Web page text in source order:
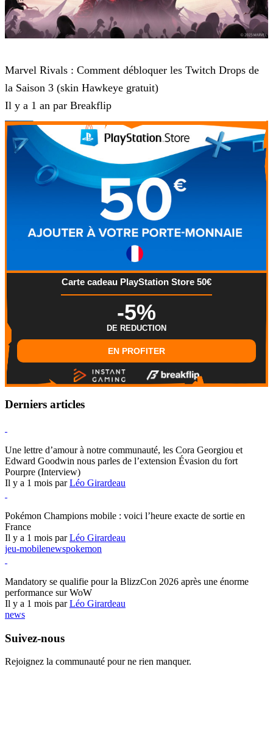
Marvel Rivals : Comment débloquer les Twitch Drops de
la Saison 3 (skin Hawkeye gratuit)
Il y a 1 an par Breakflip
Carte cadeau PlayStation Store 50€
-5%
DE REDUCTION
EN PROFITER
Derniers articles
Une lettre d’amour à notre communauté, les Cora Georgiou et
Edward Goodwin nous parles de l’extension Évasion du fort
Pourpre (Interview)
Il y a 1 mois parLéo Girardeau
Pokémon Champions mobile : voici l’heure exacte de sortie en
France
Il y a 1 mois parLéo Girardeau
jeu-mobilenewspokemon
Mandatory se qualifie pour la BlizzCon 2026 après une énorme
performance sur WoW
Il y a 1 mois parLéo Girardeau
news
Suivez-nous
Rejoignez la communauté pour ne rien manquer.